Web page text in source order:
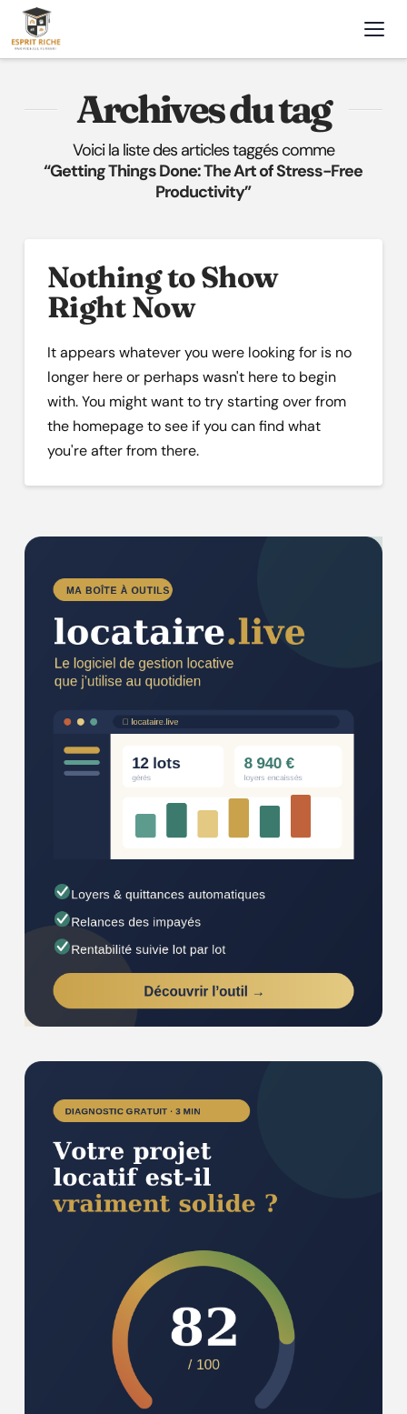
Archives du tag
Voici la liste des articles taggés comme
“Getting Things Done: The Art of Stress-Free
Productivity”
Nothing to Show
Right Now
It appears whatever you were looking for is no
longer here or perhaps wasn't here to begin
with. You might want to try starting over from
the homepage to see if you can find what
you're after from there.